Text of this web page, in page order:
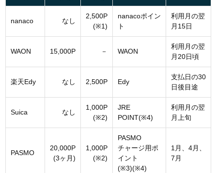
nanaco なし
2,500P
(※1)
nanacoポイン
ト
利用月の翌
月15日
WAON 15,000P － WAON
利用月の翌
月20日頃
楽天Edy なし 2,500P Edy
支払日の30
日後目途
Suica なし
1,000P
(※2)
JRE
POINT(※4)
利用月の翌
月上旬
PASMO
20,000P
(3ヶ月)
1,000P
(※2)
PASMO
チャージ用ポ
イント
(※3)(※4)
1月、4月、
7月